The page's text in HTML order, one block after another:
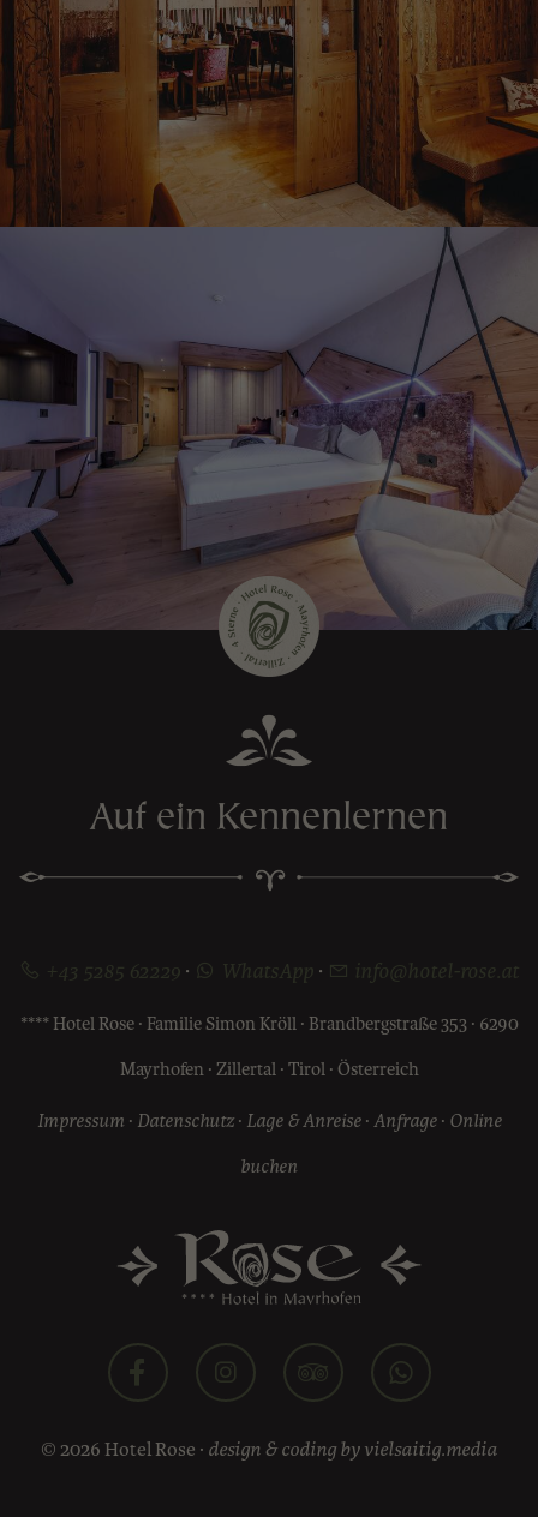
Auf ein Kennenlernen
+43 5285 62229 · WhatsApp · info@hotel-rose.at
**** Hotel Rose · Familie Simon Kröll · Brandbergstraße 353 · 6290
Mayrhofen · Zillertal · Tirol · Österreich
Impressum · Datenschutz· Lage & Anreise· Anfrage· Online
buchen
© 2026 Hotel Rose · design & coding by vielsaitig.media